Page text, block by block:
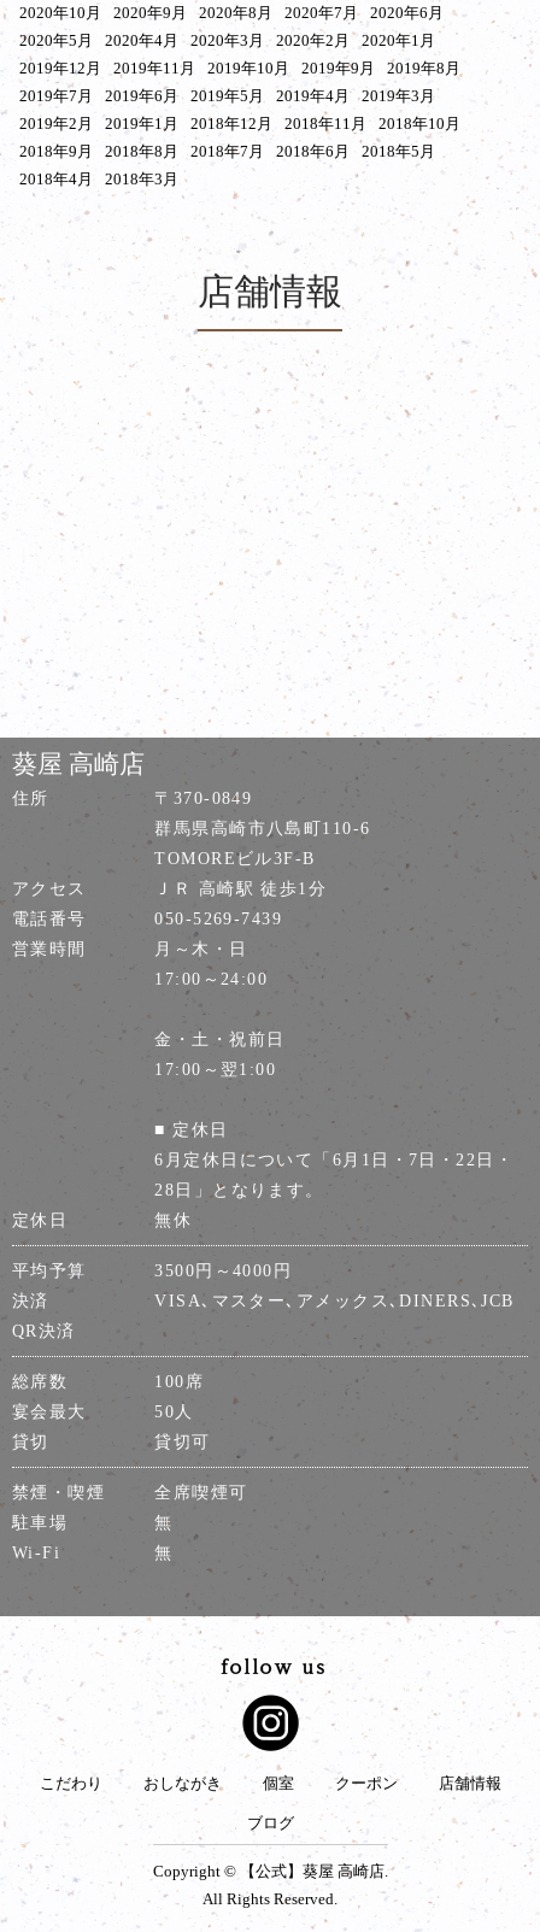
2020年10月
2020年9月 2020年8月 2020年7月
2020年6月
2020年5月
2020年4月 2020年3月 2020年2月
2020年1月
2019年12月
2019年11月 2019年10月 2019年9月
2019年8月
2019年7月
2019年6月 2019年5月 2019年4月
2019年3月
2019年2月
2019年1月 2018年12月 2018年11月
2018年10月
2018年9月
2018年8月 2018年7月 2018年6月
2018年5月
2018年4月
2018年3月
店舗情報
葵屋 高崎店
住所
〒370-0849
群馬県高崎市八島町110-6
TOMOREビル3F-B
アクセス
ＪＲ 高崎駅 徒歩1分
電話番号
050-5269-7439
営業時間
月～木・日
17:00～24:00
金・土・祝前日
17:00～翌1:00
■ 定休日
6月定休日について「6月1日・7日・22日・
28日」となります。
定休日
無休
平均予算
3500円～4000円
決済
VISA､マスター､アメックス､DINERS､JCB
QR決済
総席数
100席
宴会最大
50人
貸切
貸切可
禁煙・喫煙
全席喫煙可
駐車場
無
Wi-Fi
無
こだわり おしながき 個室 クーポン 店舗情報
ブログ
Copyright © 【公式】葵屋 高崎店.
All Rights Reserved.